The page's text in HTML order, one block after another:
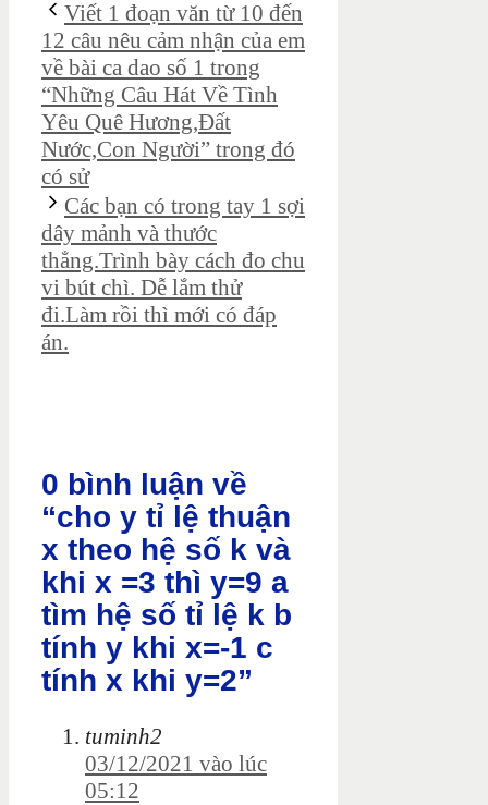
Viết 1 đoạn văn từ 10 đến
12 câu nêu cảm nhận của em
về bài ca dao số 1 trong
“Những Câu Hát Về Tình
Yêu Quê Hương,Đất
Nước,Con Người” trong đó
có sử
Các bạn có trong tay 1 sợi
dây mảnh và thước
thẳng.Trình bày cách đo chu
vi bút chì. Dễ lắm thử
đi.Làm rồi thì mới có đáp
án.
0 bình luận về
“cho y tỉ lệ thuận
x theo hệ số k và
khi x =3 thì y=9 a
tìm hệ số tỉ lệ k b
tính y khi x=-1 c
tính x khi y=2”
tuminh2
03/12/2021 vào lúc
05:12